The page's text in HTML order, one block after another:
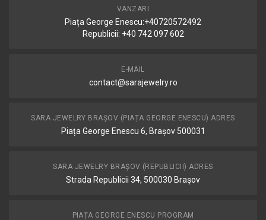
VANZARI
Piața George Enescu:+40720572492
Republicii: +40 742 097 602
E-MAIL
contact@sarajewelry.ro
SARA JEWELRY BRAȘOV (PIAȚA GEORGE ENESCU) ADRES
Piața George Enescu 6, Brașov 500031
SARA JEWELRY BRAȘOV (REPUBLICII) ADRES
Strada Republicii 34, 500030 Brașov
PIAȚA GEORGE ENESCU PROGRAM